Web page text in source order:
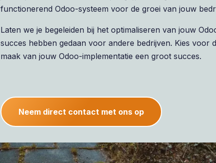
functionerend Odoo-systeem voor de groei van jouw
Laten we je begeleiden bij het optimaliseren van jouw
succes hebben gedaan voor andere bedrijven. Kies voor
maak van jouw Odoo-implementatie een groot succes.
Neem direct contact met ons op